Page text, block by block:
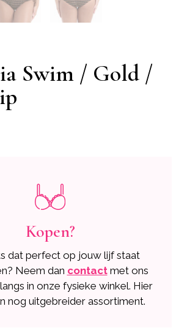
Swim / Gold /
Kopen?
dat perfect op jouw lijf staat
Neem dan contact met ons
in onze fysieke winkel. Hier
nog uitgebreider assortiment.